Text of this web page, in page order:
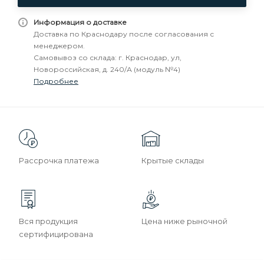
Информация о доставке
Доставка по Краснодару после согласования с
менеджером.
Самовывоз со склада: г. Краснодар, ул,
Новороссийская, д. 240/А (модуль №4)
Подробнее
Рассрочка платежа Крытые склады
Вся продукция
сертифицирована
Цена ниже рыночной